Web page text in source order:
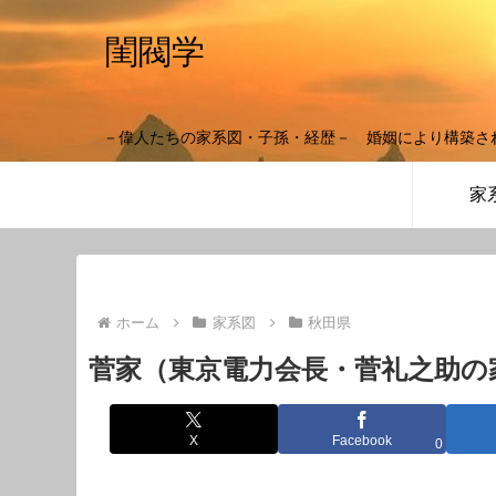
閨閥学
－偉人たちの家系図・子孫・経歴－ 婚姻により構築さ
家
ホーム 家系図 秋田県
菅家（東京電力会長・菅礼之助の
X Facebook 0